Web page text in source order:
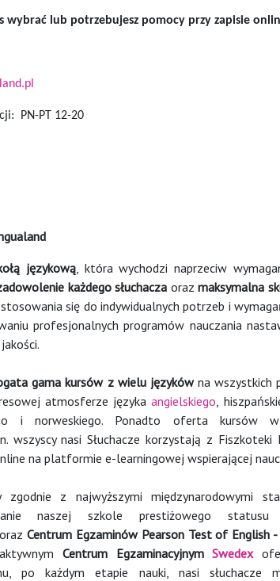
wybrać lub potrzebujesz pomocy przy zapisie
PN-PT 12-20
językową, która wychodzi naprzeciw
każdego słuchacza orazmaksymalna
się do indywidualnych potrzeb i
profesjonalnych programów nauczania
gama kursów z wielu językówna wszystkich
atmosferze językaangielskiego,
i norweskiego. Ponadto oferta kursów
wszyscy nasi Słuchacze korzystają z
na platformie e-learningowej wspierającej
zgodnie z najwyższymi międzynarodowymi
naszej szkole prestiżowego
oraz Centrum Egzaminów Pearson Test of English -
Centrum EgzaminacyjnymSwedex
po każdym etapie nauki, nasi słuchacze